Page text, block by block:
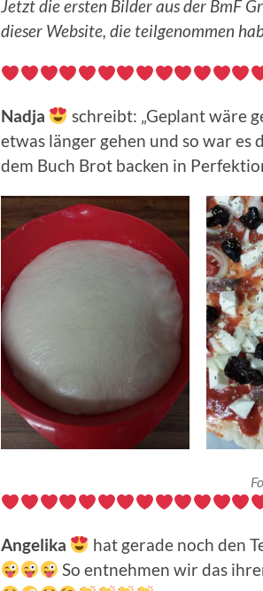
Jetzt die ersten Bilder aus der BmF
dieser Website, die teilgenommen
Nadja
schreibt: „Geplant wäre
etwas länger gehen und so war es
dem Buch Brot backen in
Angelika
hat gerade noch den
So entnehmen wir das